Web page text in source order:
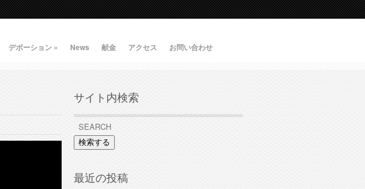
デボーション » News 献金 アクセス お問い合わせ
サイト内検索
検索する
最近の投稿